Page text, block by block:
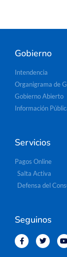
Gobierno
Intendencia
Organigrama de
Gobierno Abierto
Información
Servicios
Pagos Online
Salta Activa
Defensa del
Seguinos